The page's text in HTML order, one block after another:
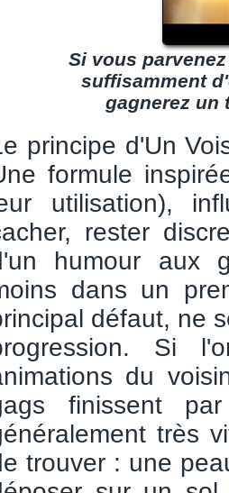
Si vous
suffisamment
gagnerez un
principe d'Un
formule
utilisation),
rester
humour aux
dans un
défaut, ne
Si
du
finissent
très
trouver : une